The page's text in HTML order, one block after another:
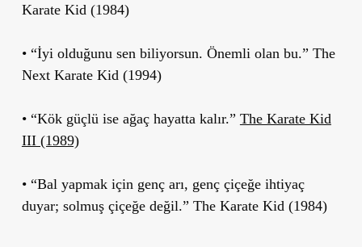
Karate Kid (1984)
• “İyi olduğunu sen biliyorsun. Önemli olan bu.” The
Next Karate Kid (1994)
• “Kök güçlü ise ağaç hayatta kalır.” The Karate Kid
III (1989)
• “Bal yapmak için genç arı, genç çiçeğe ihtiyaç
duyar; solmuş çiçeğe değil.” The Karate Kid (1984)